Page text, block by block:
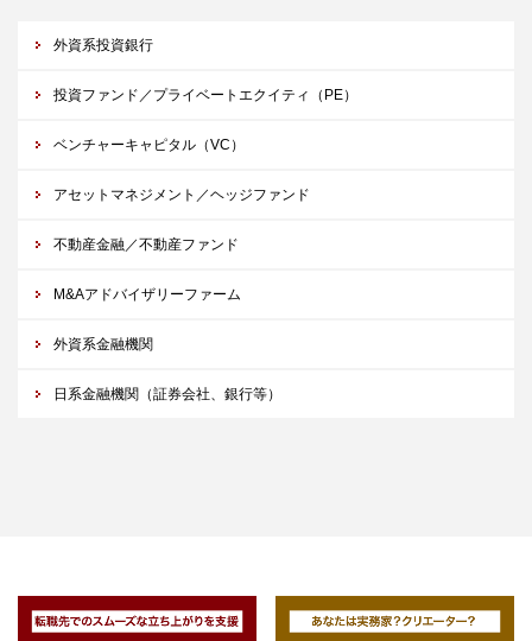
外資系投資銀行
投資ファンド／プライベートエクイティ（PE）
ベンチャーキャピタル（VC）
アセットマネジメント／ヘッジファンド
不動産金融／不動産ファンド
M&Aアドバイザリーファーム
外資系金融機関
日系金融機関（証券会社、銀行等）